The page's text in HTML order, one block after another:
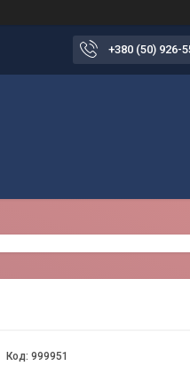
+380 (50) 926-
Код: 999951